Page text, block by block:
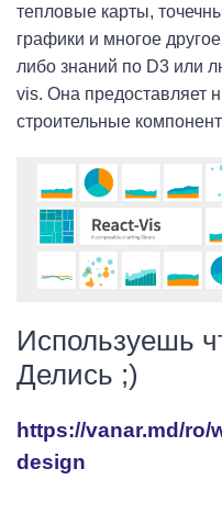
тепловые карты,
графики и многое
либо знаний по D3 или
vis. Она предоставляет
строительные
Используешь
Делись ;)
https://vanar.md/
design